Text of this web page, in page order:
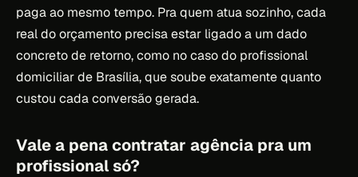
paga ao mesmo tempo. Pra quem atua sozinho, cada
real do orçamento precisa estar ligado a um dado
concreto de retorno, como no caso do profissional
domiciliar de Brasília, que soube exatamente quanto
custou cada conversão gerada.
Vale a pena contratar agência pra um
profissional só?